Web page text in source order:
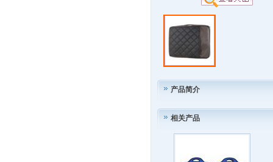
产品简介
相关产品